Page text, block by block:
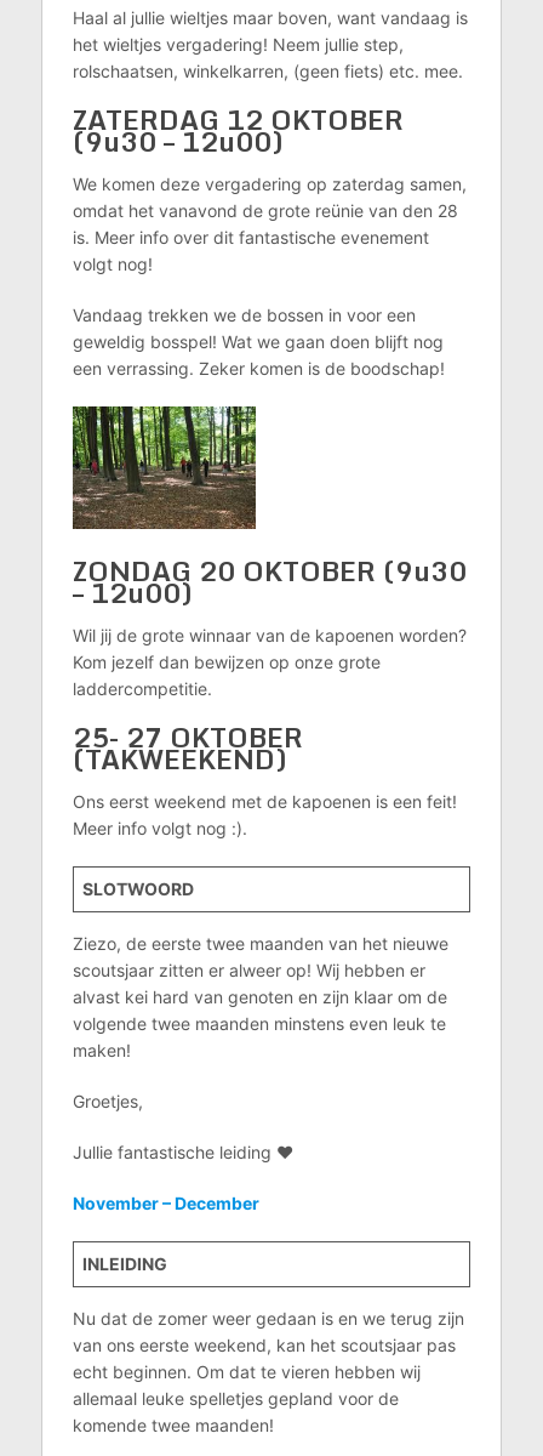
Haal al jullie wieltjes maar boven, want vandaag is
het wieltjes vergadering! Neem jullie step,
rolschaatsen, winkelkarren, (geen fiets) etc. mee.
ZATERDAG 12 OKTOBER
(9u30 – 12u00)
We komen deze vergadering op zaterdag samen,
omdat het vanavond de grote reünie van den 28
is. Meer info over dit fantastische evenement
volgt nog!
Vandaag trekken we de bossen in voor een
geweldig bosspel! Wat we gaan doen blijft nog
een verrassing. Zeker komen is de boodschap!
ZONDAG 20 OKTOBER (9u30
– 12u00)
Wil jij de grote winnaar van de kapoenen worden?
Kom jezelf dan bewijzen op onze grote
laddercompetitie.
25- 27 OKTOBER
(TAKWEEKEND)
Ons eerst weekend met de kapoenen is een feit!
Meer info volgt nog :).
SLOTWOORD
Ziezo, de eerste twee maanden van het nieuwe
scoutsjaar zitten er alweer op! Wij hebben er
alvast kei hard van genoten en zijn klaar om de
volgende twee maanden minstens even leuk te
maken!
Groetjes,
Jullie fantastische leiding ♥
November – December
INLEIDING
Nu dat de zomer weer gedaan is en we terug zijn
van ons eerste weekend, kan het scoutsjaar pas
echt beginnen. Om dat te vieren hebben wij
allemaal leuke spelletjes gepland voor de
komende twee maanden!